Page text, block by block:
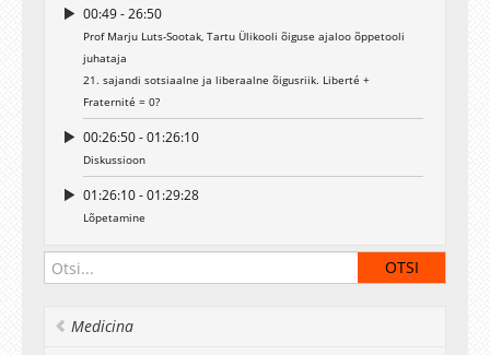
00:49 - 26:50
Prof Marju Luts-Sootak, Tartu Ülikooli õiguse ajaloo õppetooli
juhataja
21. sajandi sotsiaalne ja liberaalne õigusriik. Liberté +
Fraternité = 0?
00:26:50 - 01:26:10
Diskussioon
01:26:10 - 01:29:28
Lõpetamine
Medicina